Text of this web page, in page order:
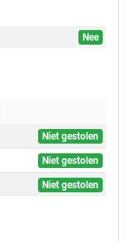
Nee
Niet gestolen
Niet gestolen
Niet gestolen